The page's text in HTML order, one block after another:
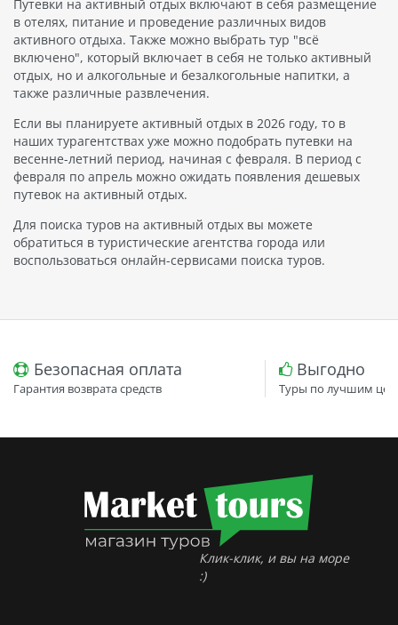
Путевки на активный отдых включают в себя размещение
в отелях, питание и проведение различных видов
активного отдыха. Также можно выбрать тур "всё
включено", который включает в себя не только активный
отдых, но и алкогольные и безалкогольные напитки, а
также различные развлечения.
Если вы планируете активный отдых в 2026 году, то в
наших турагентствах уже можно подобрать путевки на
весенне-летний период, начиная с февраля. В период с
февраля по апрель можно ожидать появления дешевых
путевок на активный отдых.
Для поиска туров на активный отдых вы можете
обратиться в туристические агентства города или
воспользоваться онлайн-сервисами поиска туров.
Безопасная оплата
Гарантия возврата средств
Выгодно
Туры по лучшим
Клик-клик, и вы на море
:)